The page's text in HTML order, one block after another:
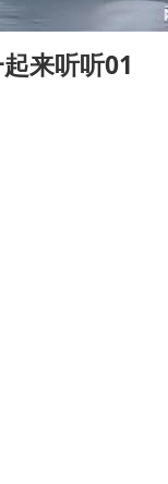
来听听01